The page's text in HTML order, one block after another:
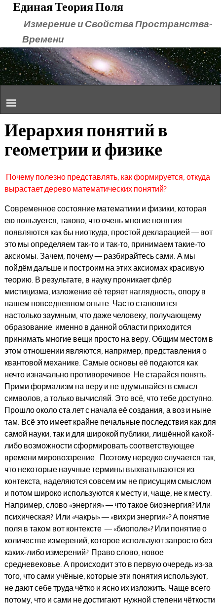
Единая Теория Поля
Измерение и Свойства Пространства-
Времени
Иерархия понятий в
геометрии и физике
Почему полезно представлять, как формируется, откуда
вырастает дерево математических понятий?
Современное состояние математики и физики, которая
ею пользуется, таково, что очень многие понятия
появляются как бы ниоткуда, простой декларацией — вот
это мы определяем так-то и так-то, принимаем такие-то
аксиомы. Зачем, почему — разбирайтесь сами. А мы
пойдём дальше и построим на этих аксиомах красивую
теорию. В результате, в науку проникает флёр
мистицизма, изложение её теряет наглядность, опору в
нашем повседневном опыте. Часто становится
настолько заумным, что даже человеку, получающему
образование именно в данной области приходится
принимать многие вещи просто на веру. Общим местом в
этом отношении являются, например, представления о
квантовой механике. Самые основы её подаются как
нечто изначально противоречивое. Не старайся понять.
Прими формализм на веру и не вдумывайся в смысл
символов, а только вычисляй. Это всё, что тебе доступно.
Прошло около ста лет с начала её создания, а воз и ныне
там. Всё это имеет крайне печальные последствия как для
самой науки, так и для широкой публики, лишённой какой-
либо возможности сформировать соответствующее
времени мировоззрение. Поэтому нередко случается так,
что некоторые научные термины выхватываются из
контекста, наделяются совсем им не присущим смыслом
и потом широко используются к месту и, чаще, не к месту.
Например, слово «энергия» — что такое биоэнергия? Или
психическая? Или «чакры» — «вихри энергии»? А понятие
поля в таком вот контексте — «биополе»? Или понятие о
количестве измерений, которое используют запросто без
каких-либо измерений? Право слово, новое
средневековье. А происходит это в первую очередь из-за
того, что сами учёные, которые эти понятия используют,
не дают себе труда чётко и ясно их изложить. Чаще всего
потому, что и сами не достигают нужной степени чёткости